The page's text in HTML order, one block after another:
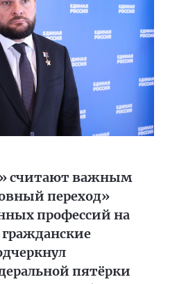
считают важным
переход»
профессий на
пятёрки